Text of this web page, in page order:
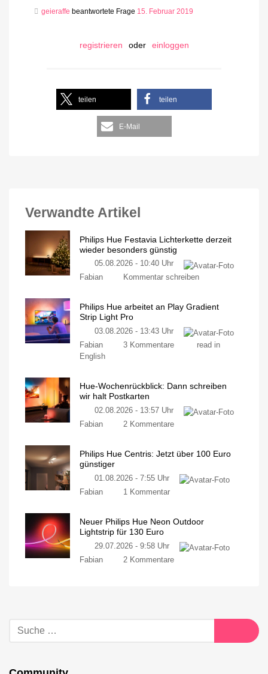
geieraffe beantwortete Frage 15. Februar 2019
registrieren oder einloggen
teilen teilen
E-Mail
Verwandte Artikel
Philips Hue Festavia Lichterkette derzeit
wieder besonders günstig
05.08.2026 - 10:40 Uhr
Fabian
Kommentar schreiben
Philips Hue arbeitet an Play Gradient
Strip Light Pro
03.08.2026 - 13:43 Uhr
Fabian
3 Kommentare
read in
English
Hue-Wochenrückblick: Dann schreiben
wir halt Postkarten
02.08.2026 - 13:57 Uhr
Fabian
2 Kommentare
Philips Hue Centris: Jetzt über 100 Euro
günstiger
01.08.2026 - 7:55 Uhr
Fabian
1 Kommentar
Neuer Philips Hue Neon Outdoor
Lightstrip für 130 Euro
29.07.2026 - 9:58 Uhr
Fabian
2 Kommentare